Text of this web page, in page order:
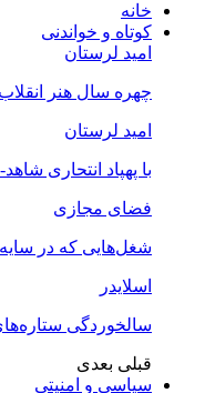
خانه
کوتاه و خواندنی
امید لرستان
چهره سال هنر
امید لرستان
با پهپاد انتحاری شاهد-۱۳۶ بیشتر آشنا شوید
فضای مجازی
شغل‌‌هایی که در
اسلایدر
سالخوردگی
قبلی بعدی
سیاسی و امنیتی